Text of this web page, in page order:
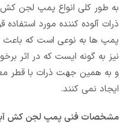
به طور کلی انواع پمپ لجن کش
ذرات آلوده کننده مورد استفاده
پمپ ها به نوعی است که
نیز به گونه ایست که در اثر
و به همین جهت ذرات با قطر
ایجاد نمی کنند.
مشخصات فنی پمپ لجن کش